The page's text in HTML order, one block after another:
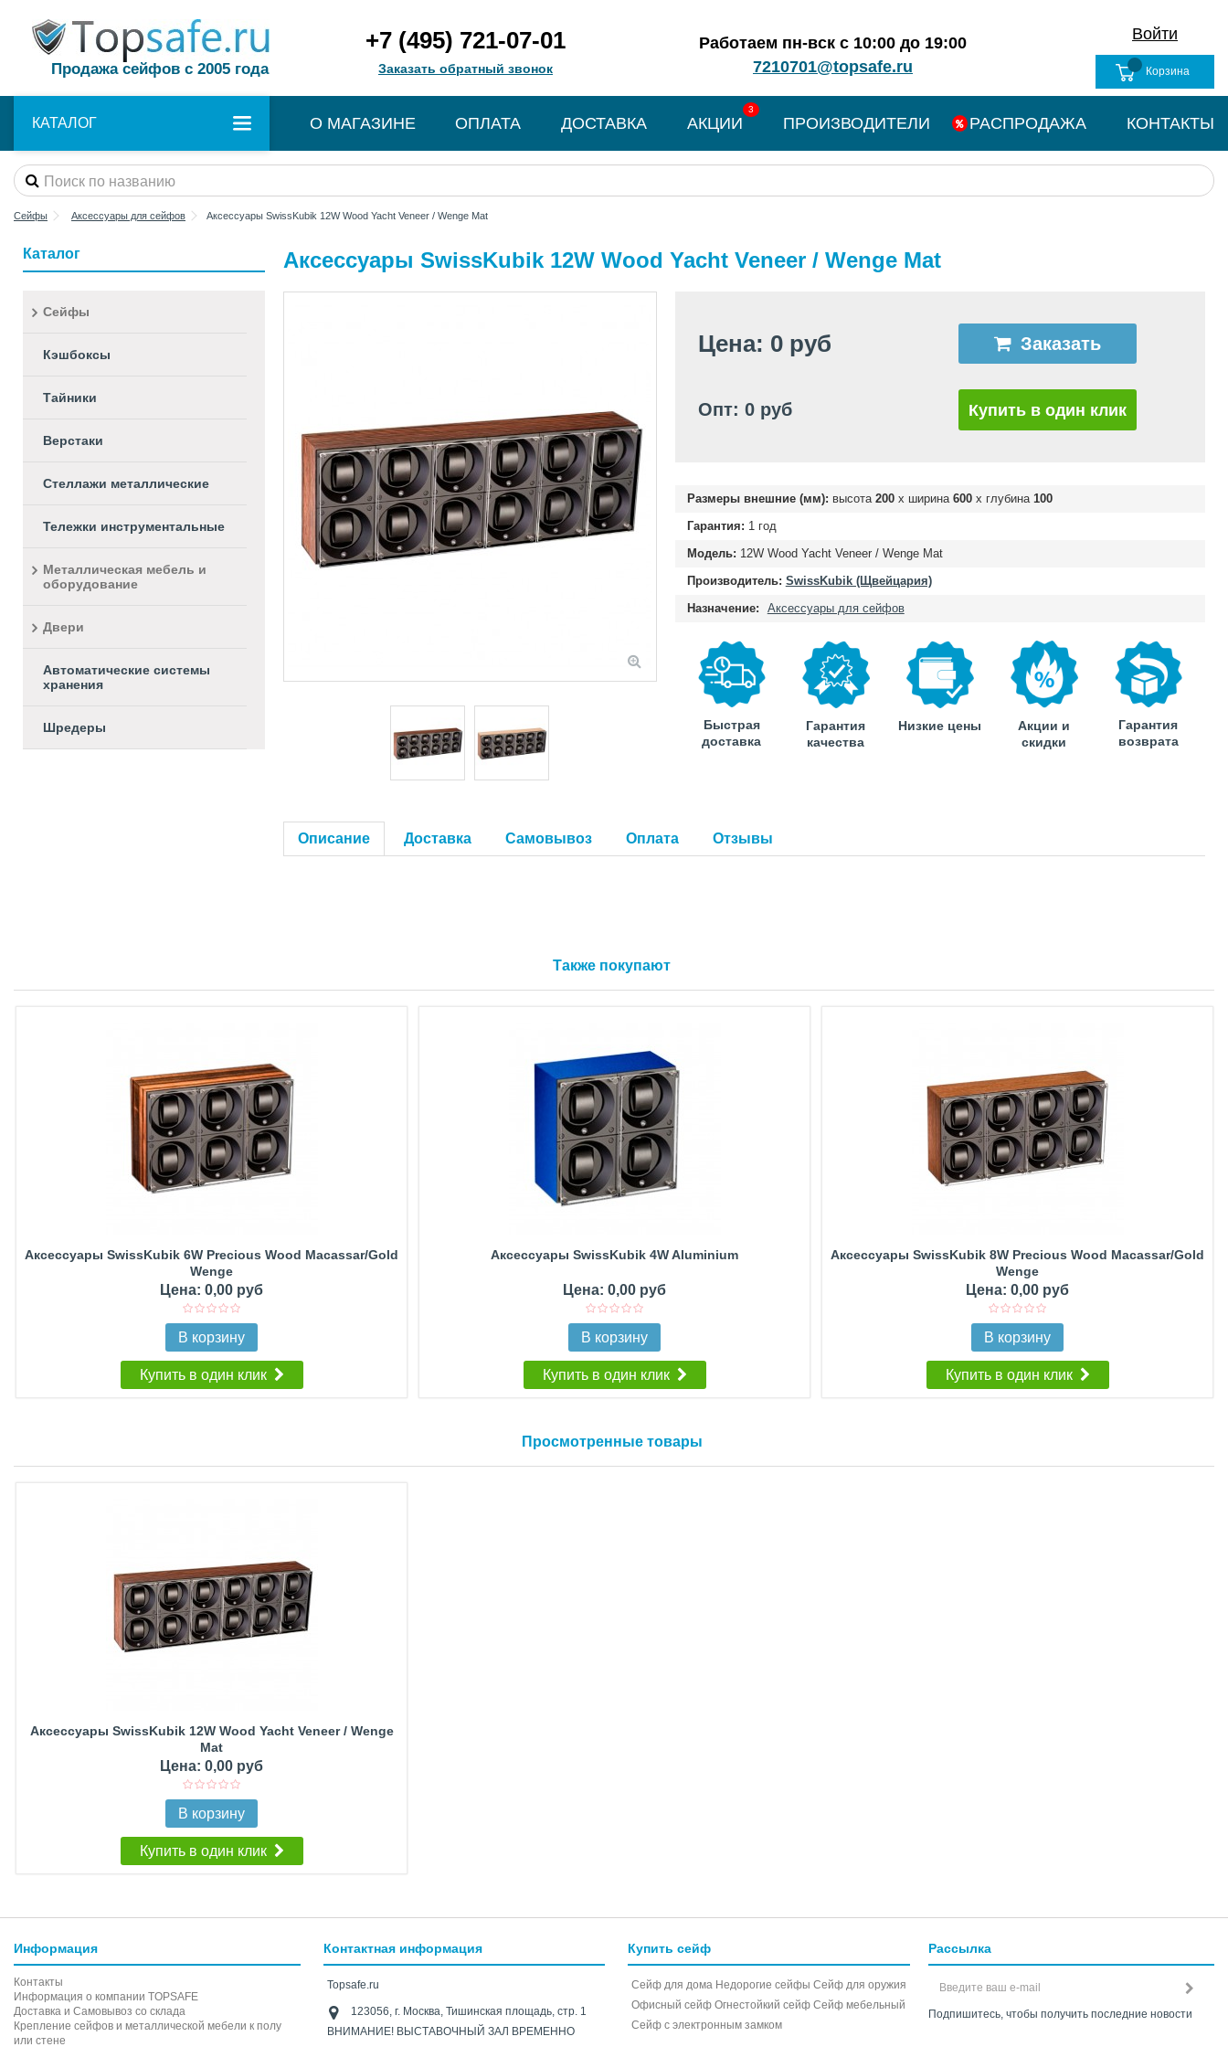
Продажа сейфов с 2005 года
Войти
Корзина
Работаем пн-вск с 10:00 до 19:00
7210701@topsafe.ru
+7 (495) 721-07-01
Заказать обратный звонок
КАТАЛОГ О МАГАЗИНЕ ОПЛАТА ДОСТАВКА
3
АКЦИИ ПРОИЗВОДИТЕЛИ РАСПРОДАЖА КОНТАКТЫ
Сейфы Аксессуары для сейфов Аксессуары SwissKubik 12W Wood Yacht Veneer / Wenge Mat
Каталог
Сейфы
Кэшбоксы
Тайники
Верстаки
Стеллажи металлические
Тележки инструментальные
Металлическая мебель и
оборудование
Двери
Автоматические системы
хранения
Шредеры
Аксессуары SwissKubik 12W Wood Yacht Veneer / Wenge Mat
Цена: 0 руб
Опт: 0 руб
Заказать
Купить в один клик
Размеры внешние (мм): высота 200х ширина 600х глубина 100
Гарантия: 1 год
Модель: 12W Wood Yacht Veneer / Wenge Mat
Производитель: SwissKubik (Щвейцария)
Назначение:
Аксессуары для сейфов
Быстрая
доставка
Гарантия
качества
Низкие цены
Акции и
скидки
Гарантия
возврата
Описание Доставка Самовывоз Оплата Отзывы
Также покупают
Аксессуары SwissKubik 6W Precious Wood Macassar/Gold
Wenge
Цена: 0,00 руб
В корзину
Купить в один клик
Аксессуары SwissKubik 4W Aluminium
Цена: 0,00 руб
В корзину
Купить в один клик
Аксессуары SwissKubik 8W Precious Wood Macassar/Gold
Wenge
Цена: 0,00 руб
В корзину
Купить в один клик
Просмотренные товары
Аксессуары SwissKubik 12W Wood Yacht Veneer / Wenge
Mat
Цена: 0,00 руб
В корзину
Купить в один клик
Информация
Контакты
Информация о компании TOPSAFE
Доставка и Самовывоз со склада
Крепление сейфов и металлической мебели к полу
или стене
Контактная информация
Topsafe.ru
123056, г. Москва, Тишинская площадь, стр. 1
ВНИМАНИЕ! ВЫСТАВОЧНЫЙ ЗАЛ ВРЕМЕННО
Купить сейф
Сейф для дома Недорогие сейфы Сейф для оружия
Офисный сейф Огнестойкий сейф Сейф мебельный
Cейф с электронным замком
Рассылка
Подпишитесь, чтобы получить последние новости